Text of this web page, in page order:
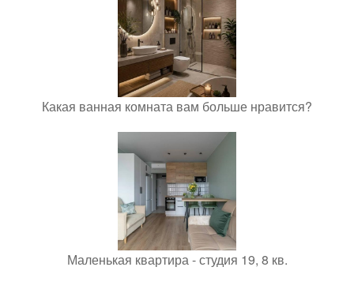
Какая ванная комната вам больше нравится?
Маленькая квартира - студия 19, 8 кв.